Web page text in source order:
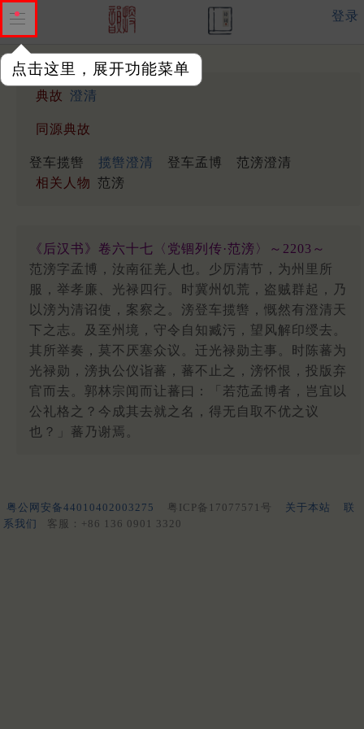
点击这里，展开功能菜单
登录
典故 澄清
同源典故
登车揽辔 揽辔澄清 登车孟博
范滂澄清
相关人物 范滂
《后汉书》卷六十七〈党锢列传·范滂〉～2203～
范滂字孟博，汝南征羌人也。少厉清节，为州里所
服，举孝廉、光禄四行。时冀州饥荒，盗贼群起，乃
以滂为清诏使，案察之。滂登车揽辔，慨然有澄清天
下之志。及至州境，守令自知臧污，望风解印绶去。
其所举奏，莫不厌塞众议。迁光禄勋主事。时陈蕃为
光禄勋，滂执公仪诣蕃，蕃不止之，滂怀恨，投版弃
官而去。郭林宗闻而让蕃曰：「若范孟博者，岂宜以
公礼格之？今成其去就之名，得无自取不优之议
也？」蕃乃谢焉。
粤公网安备44010402003275 粤ICP备17077571号 关于本站
联
系我们
客服：+86 136 0901 3320